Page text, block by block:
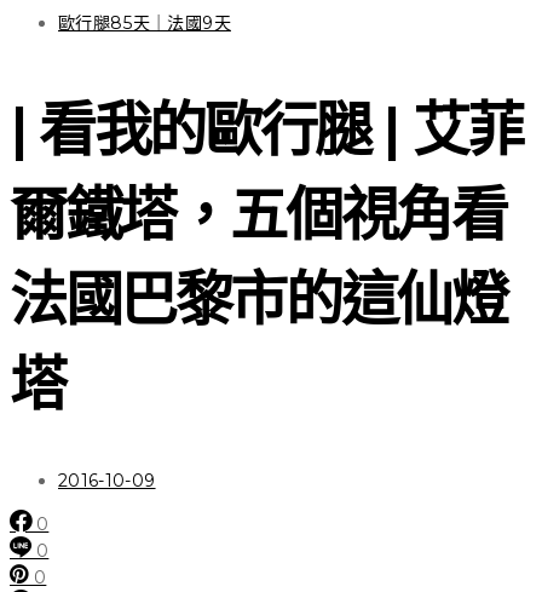
歐行腿85天｜法國9天
| 看我的歐行腿 | 艾菲
爾鐵塔，五個視角看
法國巴黎市的這仙燈
塔
2016-10-09
0
0
0